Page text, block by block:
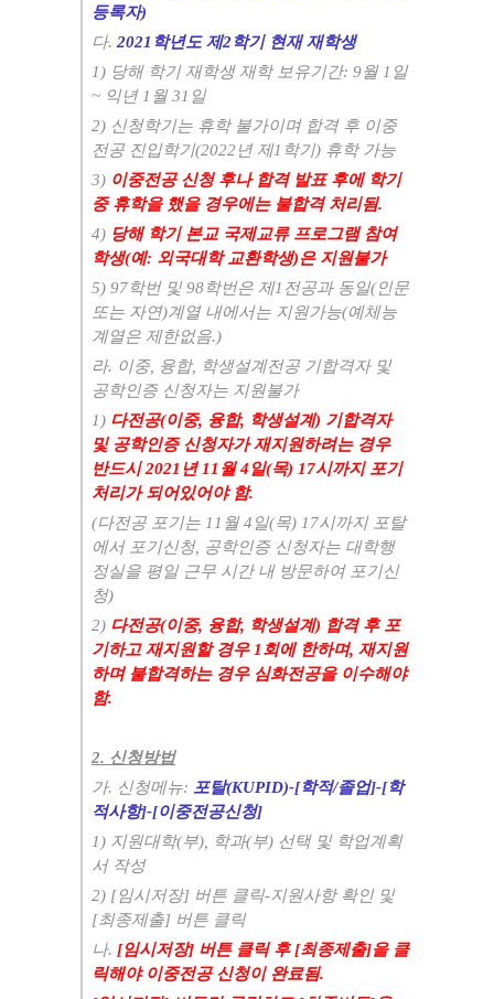
등록자)
다. 2021 학년도 제2 학기 현재 재학생
1) 당해 학기 재학생 재학 보유기간: 9월 1 일
~ 익년 1 월31 일
2) 신청학기는 휴학 불가이며 합격 후 이중
전공 진입학기(2022 년 제1 학기) 휴학 가능
3) 이중전공 신청 후나 합격 발표 후에 학기
중 휴학을 했을 경우에는 불합격 처리됨.
4) 당해 학기 본교 국제교류 프로그램 참여
학생(예: 외국대학 교환학생)은 지원불가
5) 97학번 및98학번은 제1 전공과 동일(인문
또는 자연)계열 내에서는 지원가능(예체능
계열은 제한없음.)
라. 이중, 융합, 학생설계전공 기합격자 및
공학인증 신청자는 지원불가
1) 다전공(이중, 융합, 학생설계) 기합격자
및 공학인증 신청자가 재지원하려는 경우
반드시2021 년11 월4 일(목) 17시까지 포기
처리가 되어있어야 함.
(다전공 포기는 11 월4 일(목) 17시까지 포탈
에서 포기신청, 공학인증 신청자는 대학행
정실을 평일 근무 시간 내 방문하여 포기신
청)
2) 다전공(이중, 융합, 학생설계) 합격 후 포
기하고 재지원할 경우1회에 한하며, 재지원
하며 불합격하는 경우 심화전공을 이수해야
함.
2. 신청방법
가. 신청메뉴: 포탈(KUPID)-[학적/졸업]-[학
적사항]-[이중전공신청]
1) 지원대학(부), 학과(부) 선택 및 학업계획
서 작성
2) [임시저장] 버튼 클릭-지원사항 확인 및
[최종제출] 버튼 클릭
나. [임시저장] 버튼 클릭 후[최종제출]을 클
릭해야 이중전공 신청이 완료됨.